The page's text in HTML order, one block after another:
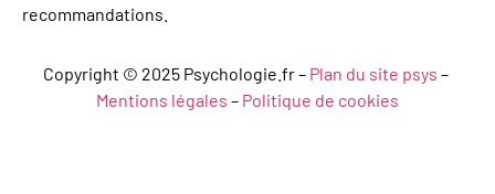
recommandations.
Copyright © 2025 Psychologie.fr – Plan du site psys –
Mentions légales – Politique de cookies